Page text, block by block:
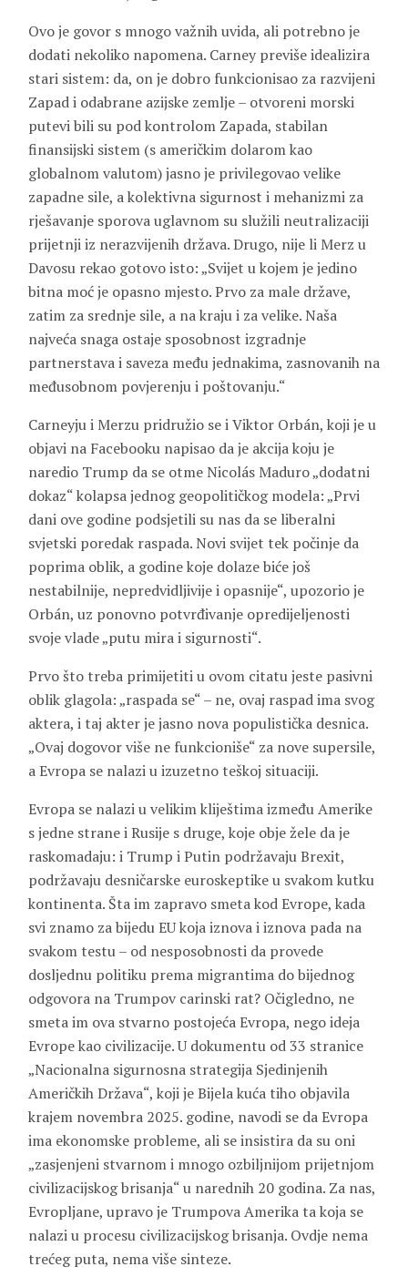
Ovo je govor s mnogo važnih uvida, ali potrebno je
dodati nekoliko napomena. Carney previše idealizira
stari sistem: da, on je dobro funkcionisao za razvijeni
Zapad i odabrane azijske zemlje – otvoreni morski
putevi bili su pod kontrolom Zapada, stabilan
finansijski sistem (s američkim dolarom kao
globalnom valutom) jasno je privilegovao velike
zapadne sile, a kolektivna sigurnost i mehanizmi za
rješavanje sporova uglavnom su služili neutralizaciji
prijetnji iz nerazvijenih država. Drugo, nije li Merz u
Davosu rekao gotovo isto: „Svijet u kojem je jedino
bitna moć je opasno mjesto. Prvo za male države,
zatim za srednje sile, a na kraju i za velike. Naša
najveća snaga ostaje sposobnost izgradnje
partnerstava i saveza među jednakima, zasnovanih na
međusobnom povjerenju i poštovanju.“
Carneyju i Merzu pridružio se i Viktor Orbán, koji je u
objavi na Facebooku napisao da je akcija koju je
naredio Trump da se otme Nicolás Maduro „dodatni
dokaz“ kolapsa jednog geopolitičkog modela: „Prvi
dani ove godine podsjetili su nas da se liberalni
svjetski poredak raspada. Novi svijet tek počinje da
poprima oblik, a godine koje dolaze biće još
nestabilnije, nepredvidljivije i opasnije“, upozorio je
Orbán, uz ponovno potvrđivanje opredijeljenosti
svoje vlade „putu mira i sigurnosti“.
Prvo što treba primijetiti u ovom citatu jeste pasivni
oblik glagola: „raspada se“ – ne, ovaj raspad ima svog
aktera, i taj akter je jasno nova populistička desnica.
„Ovaj dogovor više ne funkcioniše“ za nove supersile,
a Evropa se nalazi u izuzetno teškoj situaciji.
Evropa se nalazi u velikim kliještima između Amerike
s jedne strane i Rusije s druge, koje obje žele da je
raskomadaju: i Trump i Putin podržavaju Brexit,
podržavaju desničarske euroskeptike u svakom kutku
kontinenta. Šta im zapravo smeta kod Evrope, kada
svi znamo za bijedu EU koja iznova i iznova pada na
svakom testu – od nesposobnosti da provede
dosljednu politiku prema migrantima do bijednog
odgovora na Trumpov carinski rat? Očigledno, ne
smeta im ova stvarno postojeća Evropa, nego ideja
Evrope kao civilizacije. U dokumentu od 33 stranice
„Nacionalna sigurnosna strategija Sjedinjenih
Američkih Država“, koji je Bijela kuća tiho objavila
krajem novembra 2025. godine, navodi se da Evropa
ima ekonomske probleme, ali se insistira da su oni
„zasjenjeni stvarnom i mnogo ozbiljnijom prijetnjom
civilizacijskog brisanja“ u narednih 20 godina. Za nas,
Evropljane, upravo je Trumpova Amerika ta koja se
nalazi u procesu civilizacijskog brisanja. Ovdje nema
trećeg puta, nema više sinteze.